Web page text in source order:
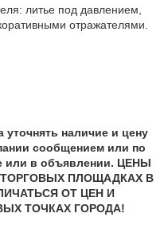
литье под давлением,
отражателями.
наличие и цену
сообщением или по
или в объявлении. ЦЕНЫ
ПЛОЩАДКАХ В
ОТ ЦЕН И
ТОЧКАХ ГОРОДА!